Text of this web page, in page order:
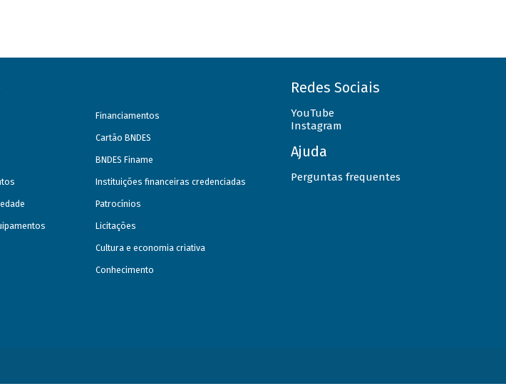
Financiamentos
Cartão BNDES
BNDES Finame
Instituições financeiras credenciadas
Patrocínios
Licitações
Cultura e economia criativa
Conhecimento
Redes Sociais
YouTube
Instagram
Ajuda
Perguntas frequentes